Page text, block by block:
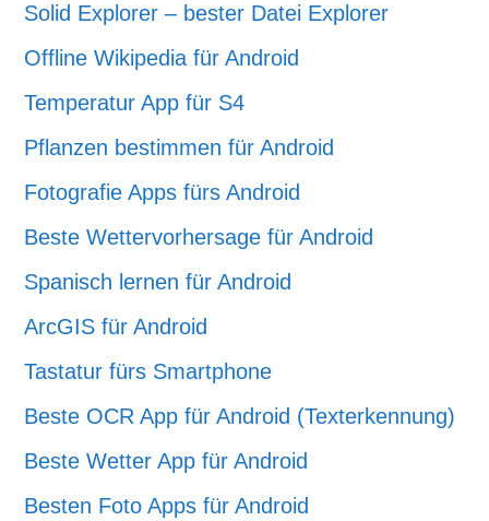
Solid Explorer – bester Datei Explorer
Offline Wikipedia für Android
Temperatur App für S4
Pflanzen bestimmen für Android
Fotografie Apps fürs Android
Beste Wettervorhersage für Android
Spanisch lernen für Android
ArcGIS für Android
Tastatur fürs Smartphone
Beste OCR App für Android (Texterkennung)
Beste Wetter App für Android
Besten Foto Apps für Android